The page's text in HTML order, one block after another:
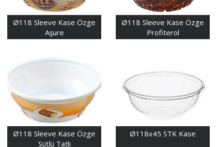
Ø118 Sleeve Kase Özge
Aşure
Ø118 Sleeve Kase Özge
Profiterol
Ø118 Sleeve Kase Özge
Sütlü Tatlı
Ø118x45 STK Kase